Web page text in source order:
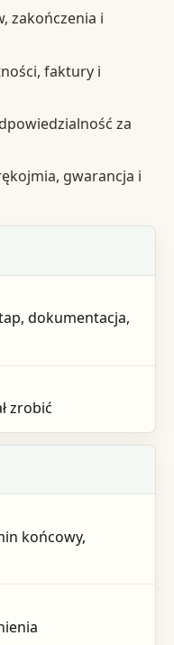
zakończenia i
faktury i
za
gwarancja i
dokumentacja,
zrobić
końcowy,